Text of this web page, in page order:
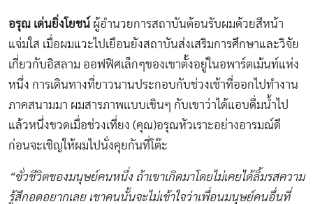
อรุณ เด่นยิ่งโยชน์ ผู้อำนวยการสถาบันต้อนรับผมด้วยสีหน้า
แจ่มใส เมื่อผมแวะไปเยือนยังสถาบันส่งเสริมการศึกษาและวิจัย
เกี่ยวกับอิสลาม ออฟฟิศเล็กๆของเขาตั้งอยู่ในอพาร์ตเม้นท์แห่ง
หนึ่ง การเดินทางที่ยาวนานประกอบกับช่วงเช้าที่ออกไปทำงาน
ภาคสนามมา ผมสารภาพแบบเขินๆ กับเขาว่าได้แอบดื่มน้ำไป
แล้วหนึ่งขวดเมื่อช่วงเที่ยง (คุณ)อรุณหัวเราะอย่างอารมณ์ดี
ก่อนจะเชิญให้ผมไปนั่งคุยกันที่โต๊ะ
“ชั่วชีวิตของมนุษย์คนหนึ่ง ถ้าเขาเกิดมาโดยไม่เคยได้ลิ้มรสความ
รู้สึกอดอยากเลย เขาคนนั้นจะไม่เข้าใจว่าเพื่อนมนุษย์คนอื่นที่